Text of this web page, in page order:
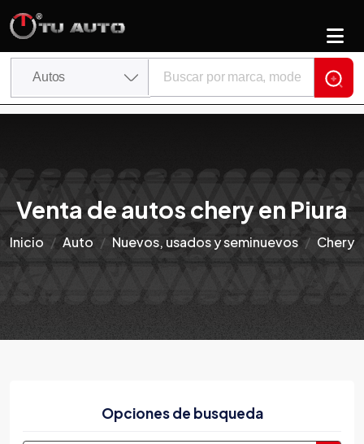
Venta de autos chery en Piura
Inicio Auto Nuevos, usados y seminuevos Chery
Opciones de busqueda